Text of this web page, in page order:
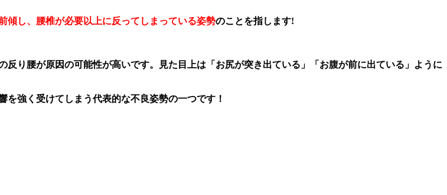
傾し、腰椎が必要以上に反ってしまっている姿勢のことを指します!
り腰が原因の可能性が高いです。見た目上は「お尻が突き出ている」「お腹が前に出ている」ように
強く受けてしまう代表的な不良姿勢の一つです！